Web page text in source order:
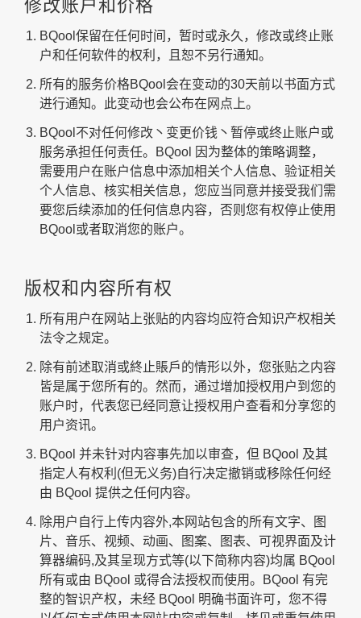
修改账户和价格
BQool保留在任何时间，暂时或永久，修改或终止账
户和任何软件的权利，且恕不另行通知。
所有的服务价格BQool会在变动的30天前以书面方式
进行通知。此变动也会公布在网点上。
BQool不对任何修改丶变更价钱丶暂停或终止账户或
服务承担任何责任。BQool 因为整体的策略调整，
需要用户在账户信息中添加相关个人信息、验证相关
个人信息、核实相关信息，您应当同意并接受我们需
要您后续添加的任何信息内容，否则您有权停止使用
BQool或者取消您的账户。
版权和内容所有权
所有用户在网站上张贴的内容均应符合知识产权相关
法令之规定。
除有前述取消或終止賬戶的情形以外，您张贴之内容
皆是属于您所有的。然而，通过增加授权用户到您的
账户时，代表您已经同意让授权用户查看和分享您的
用户资讯。
BQool 并未针对内容事先加以审查，但 BQool 及其
指定人有权利(但无义务)自行决定撤销或移除任何经
由 BQool 提供之任何内容。
除用户自行上传内容外,本网站包含的所有文字、图
片、音乐、视频、动画、图案、图表、可视界面及计
算器编码,及其呈现方式等(以下简称内容)均属 BQool
所有或由 BQool 或得合法授权而使用。BQool 有完
整的智识产权，未经 BQool 明确书面许可，您不得